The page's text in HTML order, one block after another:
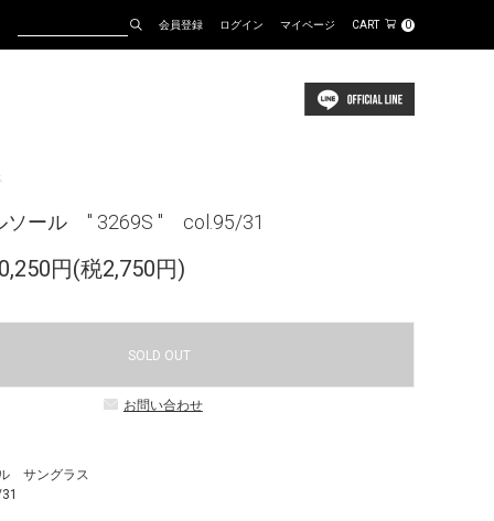
会員登録 ログイン マイページ CART 0
ソール " 3269S " col.95/31
円(税2,750円)
SOLD OUT
お問い合わせ
サングラス